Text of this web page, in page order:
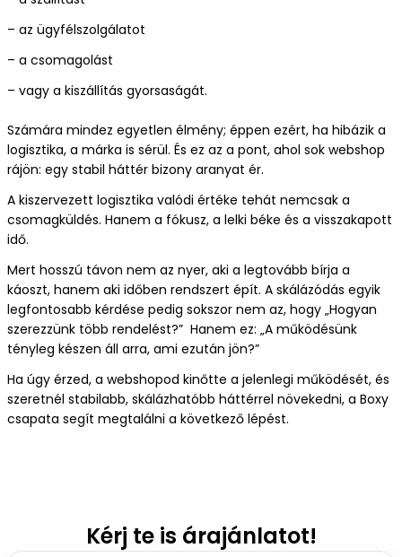
– az ügyfélszolgálatot
– a csomagolást
– vagy a kiszállítás gyorsaságát.
Számára mindez egyetlen élmény; éppen ezért, ha hibázik a
logisztika, a márka is sérül. És ez az a pont, ahol sok webshop
rájön: egy stabil háttér bizony aranyat ér.
A kiszervezett logisztika valódi értéke tehát nemcsak a
csomagküldés. Hanem a fókusz, a lelki béke és a visszakapott
idő.
Mert hosszú távon nem az nyer, aki a legtovább bírja a
káoszt, hanem aki időben rendszert épít. A skálázódás egyik
legfontosabb kérdése pedig sokszor nem az, hogy „Hogyan
szerezzünk több rendelést?” Hanem ez: „A működésünk
tényleg készen áll arra, ami ezután jön?”
Ha úgy érzed, a webshopod kinőtte a jelenlegi működését, és
szeretnél stabilabb, skálázhatóbb háttérrel növekedni, a Boxy
csapata segít megtalálni a következő lépést.
Kérj te is árajánlatot!